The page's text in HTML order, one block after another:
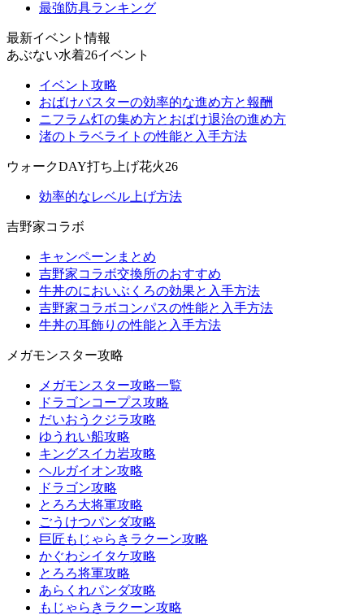
最強防具ランキング
最新イベント情報
あぶない水着26イベント
イベント攻略
おばけバスターの効率的な進め方と報酬
ニフラム灯の集め方とおばけ退治の進め方
渚のトラベライトの性能と入手方法
ウォークDAY打ち上げ花火26
効率的なレベル上げ方法
吉野家コラボ
キャンペーンまとめ
吉野家コラボ交換所のおすすめ
牛丼のにおいぶくろの効果と入手方法
吉野家コラボコンパスの性能と入手方法
牛丼の耳飾りの性能と入手方法
メガモンスター攻略
メガモンスター攻略一覧
ドラゴンコープス攻略
だいおうクジラ攻略
ゆうれい船攻略
キングスイカ岩攻略
ヘルガイオン攻略
ドラゴン攻略
とろろ大将軍攻略
ごうけつパンダ攻略
巨匠もじゃらきラクーン攻略
かぐわシイタケ攻略
とろろ将軍攻略
あらくれパンダ攻略
もじゃらきラクーン攻略